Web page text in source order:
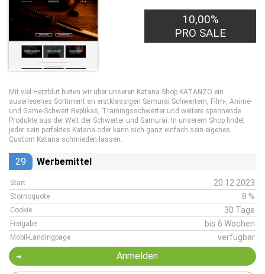
10,00%
PRO SALE
Mit viel Herzblut bieten wir über unseren Katana Shop KATANZO ein
auserlesenes Sortiment an erstklassigen Samurai Schwertern, Film-, Anime-
und Game-Schwert Replikas, Trainingsschwerter und weitere spannende
Produkte aus der Welt der Schwerter und Samurai. In unserem Shop findet
jeder sein perfektes Katana oder kann sich ganz einfach sein eigenes
Custom Katana schmieden lassen.
29 Werbemittel
Start 20.12.2023
Stornoquote 8 %
Cookie 30 Tage
Freigabe bis 6 Wochen
Mobil-Landingpage verfügbar
Anmelden